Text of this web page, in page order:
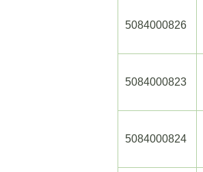
5084000826
5084000823
5084000824